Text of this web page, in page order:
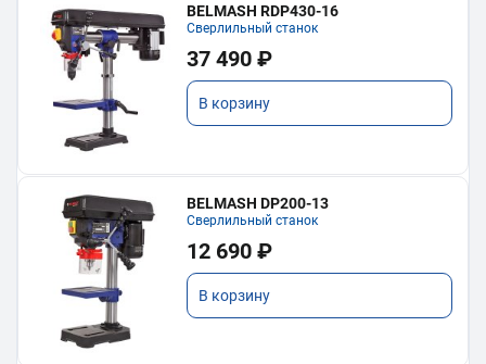
BELMASH RDP430-16
Сверлильный станок
37 490 ₽
В корзину
BELMASH DP200-13
Сверлильный станок
12 690 ₽
В корзину